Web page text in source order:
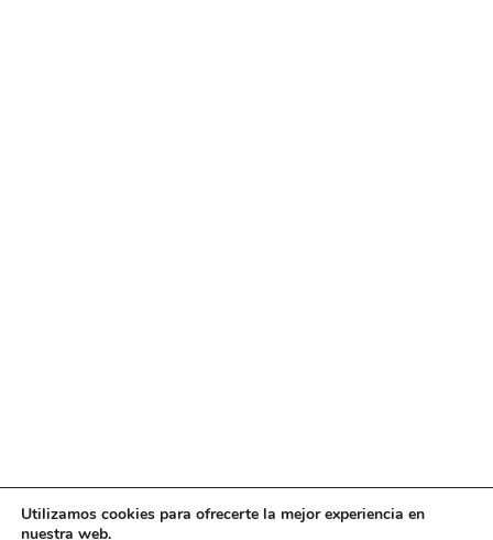
Utilizamos cookies para ofrecerte la mejor experiencia en
nuestra web.